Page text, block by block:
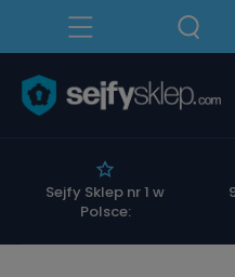
Sejfy Sklep nr 1 w
Polsce: